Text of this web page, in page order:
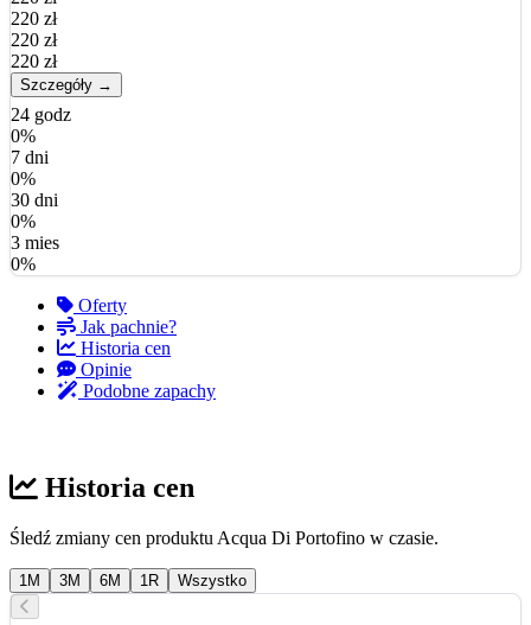
220 zł
220 zł
220 zł
Szczegóły →
24 godz
0%
7 dni
0%
30 dni
0%
3 mies
0%
Oferty
Jak pachnie?
Historia cen
Opinie
Podobne zapachy
Historia cen
Śledź zmiany cen produktu Acqua Di Portofino w czasie.
1M 3M 6M 1R Wszystko